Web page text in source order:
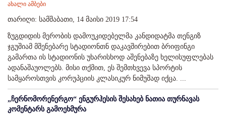
ახალი ამბები
თარიღი: სამშაბათი, 14 მაისი 2019 17:54
ზუგდიდის მერობის დამოუკიდებელმა კანდიდატმა თენგიზ
ჯგუშიამ მშენებარე სტადიონთნ დაკავშირებით ბრიფინგი
გამართა ის სტადიონის უხარისხოდ აშენებაზე ხელისუფლებას
ადანაშაუოლებს. მისი თქმით, ეს შემთხვევა სპორტის
სამყაროსთვის კორუპციის კლასიკურ ნიმუშად იქცა. ...
„ჩერნომორენერგო“ ენგურჰესის შესახებ ნათია თურნავას
კომენტარს გამოეხმურა